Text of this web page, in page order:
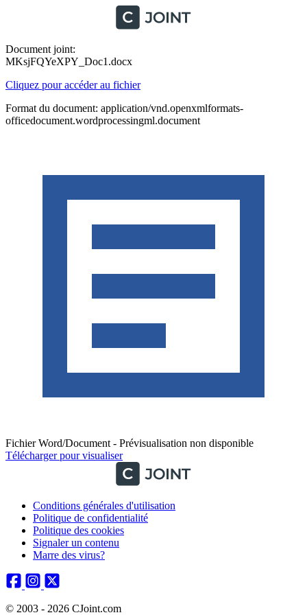
Document joint:
MKsjFQYeXPY_Doc1.docx
Cliquez pour accéder au fichier
Format du document: application/vnd.openxmlformats-
officedocument.wordprocessingml.document
Fichier Word/Document - Prévisualisation non disponible
Télécharger pour visualiser
Conditions générales d'utilisation
Politique de confidentialité
Politique des cookies
Signaler un contenu
Marre des virus?
© 2003 - 2026 CJoint.com